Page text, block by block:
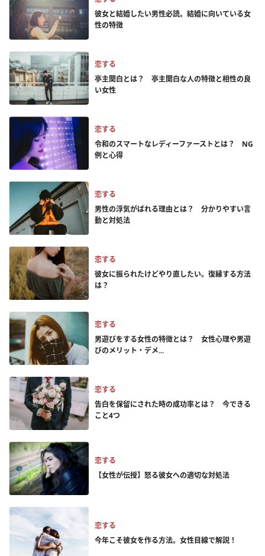
彼女と結婚したい男性必読。結婚に向いている女
性の特徴
恋する
亭主関白とは？ 亭主関白な人の特徴と相性の良
い女性
恋する
令和のスマートなレディーファーストとは？ NG
例と心得
恋する
男性の浮気がばれる理由とは？ 分かりやすい言
動と対処法
恋する
彼女に振られたけどやり直したい。復縁する方法
は？
恋する
男遊びをする女性の特徴とは？ 女性心理や男遊
びのメリット・デメ...
恋する
告白を保留にされた時の成功率とは？ 今できる
こと4つ
恋する
【女性が伝授】怒る彼女への適切な対処法
恋する
今年こそ彼女を作る方法。女性目線で解説！